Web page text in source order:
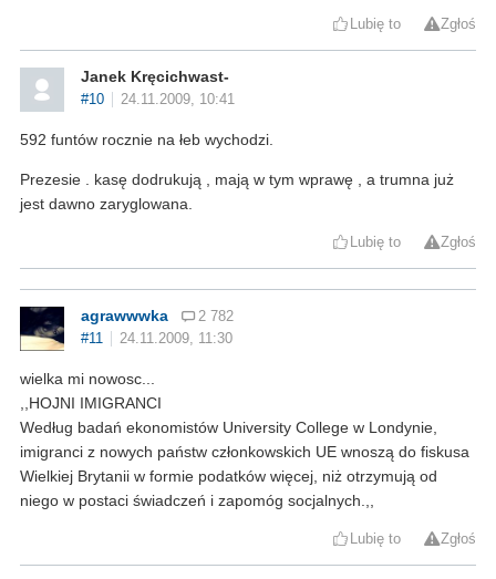
Lubię to Zgłoś
Janek Kręcichwast-
#10 24.11.2009, 10:41
592 funtów rocznie na łeb wychodzi.
Prezesie . kasę dodrukują , mają w tym wprawę , a trumna już
jest dawno zaryglowana.
Lubię to Zgłoś
agrawwwka
2 782
#11
24.11.2009, 11:30
wielka mi nowosc...
,,HOJNI IMIGRANCI
Według badań ekonomistów University College w Londynie,
imigranci z nowych państw członkowskich UE wnoszą do fiskusa
Wielkiej Brytanii w formie podatków więcej, niż otrzymują od
niego w postaci świadczeń i zapomóg socjalnych.,,
Lubię to Zgłoś